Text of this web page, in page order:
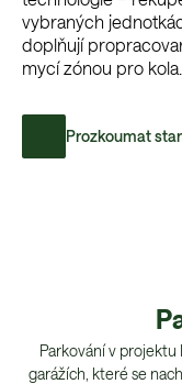
vybraných
doplňují
mycí zónou pro kola.
Prozkoumat
Parkování v
garážích, které se